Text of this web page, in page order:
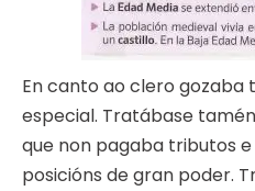
En canto ao clero gozaba
especial. Tratábase
que non pagaba tributos
posicións de gran poder.